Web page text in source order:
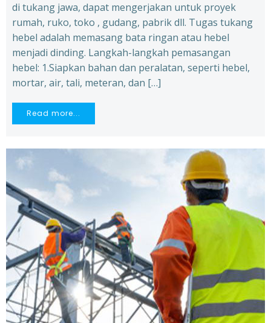
di tukang jawa, dapat mengerjakan untuk proyek
rumah, ruko, toko , gudang, pabrik dll. Tugas tukang
hebel adalah memasang bata ringan atau hebel
menjadi dinding. Langkah-langkah pemasangan
hebel: 1.Siapkan bahan dan peralatan, seperti hebel,
mortar, air, tali, meteran, dan […]
Read more...